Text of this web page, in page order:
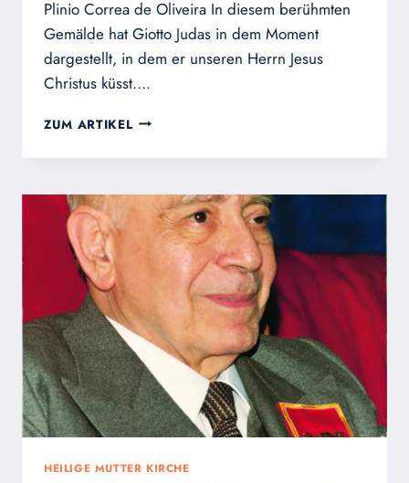
Plinio Correa de Oliveira In diesem berühmten
Gemälde hat Giotto Judas in dem Moment
dargestellt, in dem er unseren Herrn Jesus
Christus küsst….
ZUM ARTIKEL DIE
NIEDERTRÄCHTIGKEIT
GEGENSATZ
ZUR
HÖCHSTEN
PERFEKTION
HEILIGE MUTTER KIRCHE